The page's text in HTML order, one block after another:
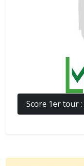
Score 1er tour :